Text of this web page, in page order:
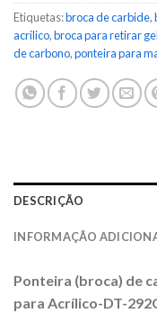
Etiquetas:broca de carbide,
acrilico,broca para retirar gel
de carbono,ponteira para
DESCRIÇÃO
INFORMAÇÃO
Ponteira (broca) de
para Acrílico-DT-